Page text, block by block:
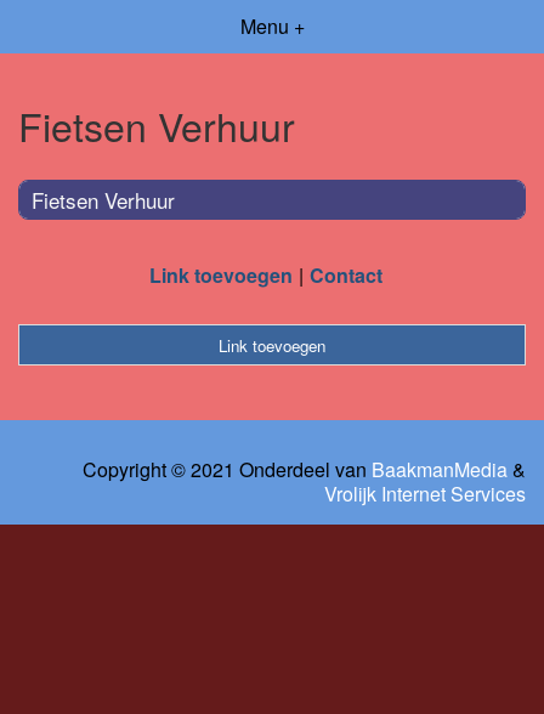
Menu +
Fietsen Verhuur
Fietsen Verhuur
Link toevoegen Contact
Link toevoegen
Copyright © 2021 Onderdeel van BaakmanMedia&
Vrolijk Internet Services